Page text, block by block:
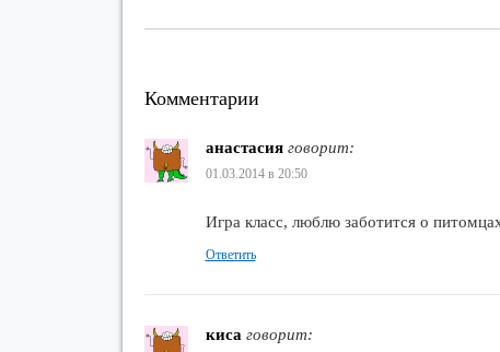
Комментарии
анастасия говорит:
01.03.2014 в 20:50
Игра класс, люблю заботится о
Ответить
киса говорит: